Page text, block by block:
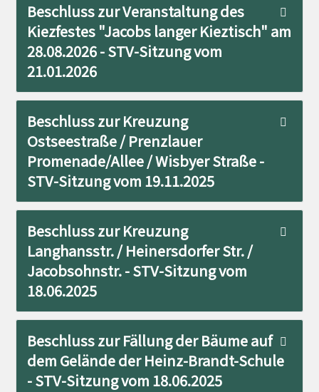
Beschluss zur Veranstaltung des
Kiezfestes "Jacobs langer Kieztisch" am
28.08.2026 - STV-Sitzung vom
21.01.2026
Beschluss zur Kreuzung
Ostseestraße / Prenzlauer
Promenade/Allee / Wisbyer Straße -
STV-Sitzung vom 19.11.2025
Beschluss zur Kreuzung
Langhansstr. / Heinersdorfer Str. /
Jacobsohnstr. - STV-Sitzung vom
18.06.2025
Beschluss zur Fällung der Bäume auf
dem Gelände der Heinz-Brandt-Schule
- STV-Sitzung vom 18.06.2025